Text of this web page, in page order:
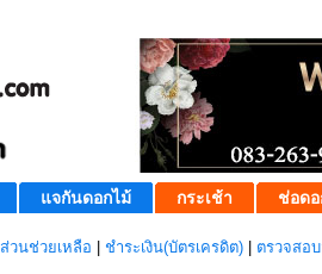
แจกันดอกไม้ กระเช้า ช่อดอ
ส่วนช่วยเหลือ ชำระเงิน(บัตรเครดิต) ตรวจสอ